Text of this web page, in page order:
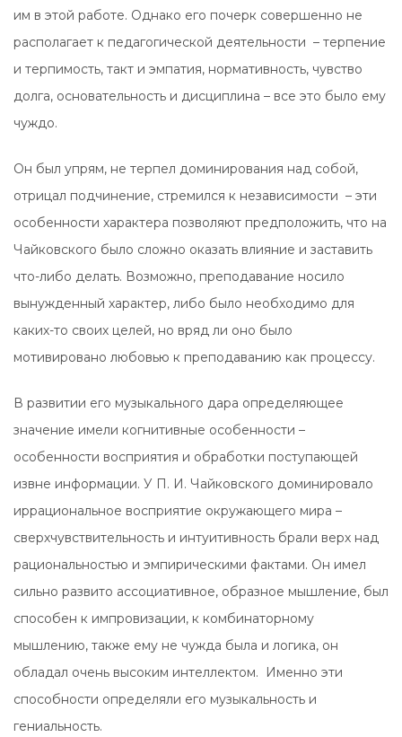
им в этой работе. Однако его почерк совершенно не
располагает к педагогической деятельности – терпение
и терпимость, такт и эмпатия, нормативность, чувство
долга, основательность и дисциплина – все это было ему
чуждо.
Он был упрям, не терпел доминирования над собой,
отрицал подчинение, стремился к независимости – эти
особенности характера позволяют предположить, что на
Чайковского было сложно оказать влияние и заставить
что-либо делать. Возможно, преподавание носило
вынужденный характер, либо было необходимо для
каких-то своих целей, но вряд ли оно было
мотивировано любовью к преподаванию как процессу.
В развитии его музыкального дара определяющее
значение имели когнитивные особенности –
особенности восприятия и обработки поступающей
извне информации. У П. И. Чайковского доминировало
иррациональное восприятие окружающего мира –
сверхчувствительность и интуитивность брали верх над
рациональностью и эмпирическими фактами. Он имел
сильно развито ассоциативное, образное мышление, был
способен к импровизации, к комбинаторному
мышлению, также ему не чужда была и логика, он
обладал очень высоким интеллектом. Именно эти
способности определяли его музыкальность и
гениальность.